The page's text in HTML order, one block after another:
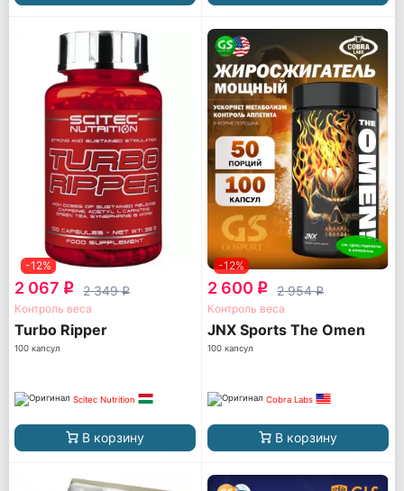
-12%
2 067 q 2 349q
Контроль веса
Turbo Ripper
100 капсул
Scitec Nutrition
В корзину
-12%
2 600 q 2 954q
Контроль веса
JNX Sports The Omen
100 капсул
Cobra Labs
В корзину